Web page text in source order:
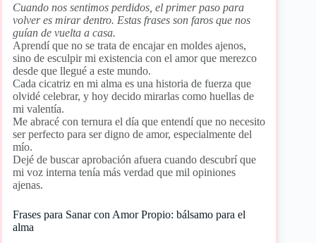
Cuando nos sentimos perdidos, el primer paso para
volver es mirar dentro. Estas frases son faros que nos
guían de vuelta a casa.
Aprendí que no se trata de encajar en moldes ajenos,
sino de esculpir mi existencia con el amor que merezco
desde que llegué a este mundo.
Cada cicatriz en mi alma es una historia de fuerza que
olvidé celebrar, y hoy decido mirarlas como huellas de
mi valentía.
Me abracé con ternura el día que entendí que no necesito
ser perfecto para ser digno de amor, especialmente del
mío.
Dejé de buscar aprobación afuera cuando descubrí que
mi voz interna tenía más verdad que mil opiniones
ajenas.
Frases para Sanar con Amor Propio: bálsamo para el
alma